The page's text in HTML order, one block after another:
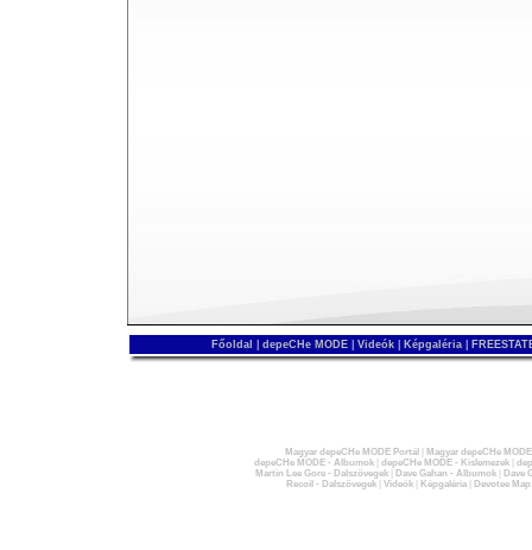
Főoldal depeCHe MODE Videók Képgaléria
Magyar depeCHe MODE Portál
Magyar depeCHe
depeCHe MODE - Albumok| depeCHe MODE - Kislemezek|
Martin Lee Gore - Dalszövegek| Dave Gahan - Albumok|
Dave
Recoil - Dalszövegek| Videók| Képgaléria| Devotee Map